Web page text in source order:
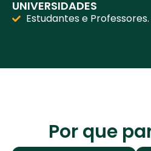
UNIVERSIDADES
Estudantes e Professores.
Por que